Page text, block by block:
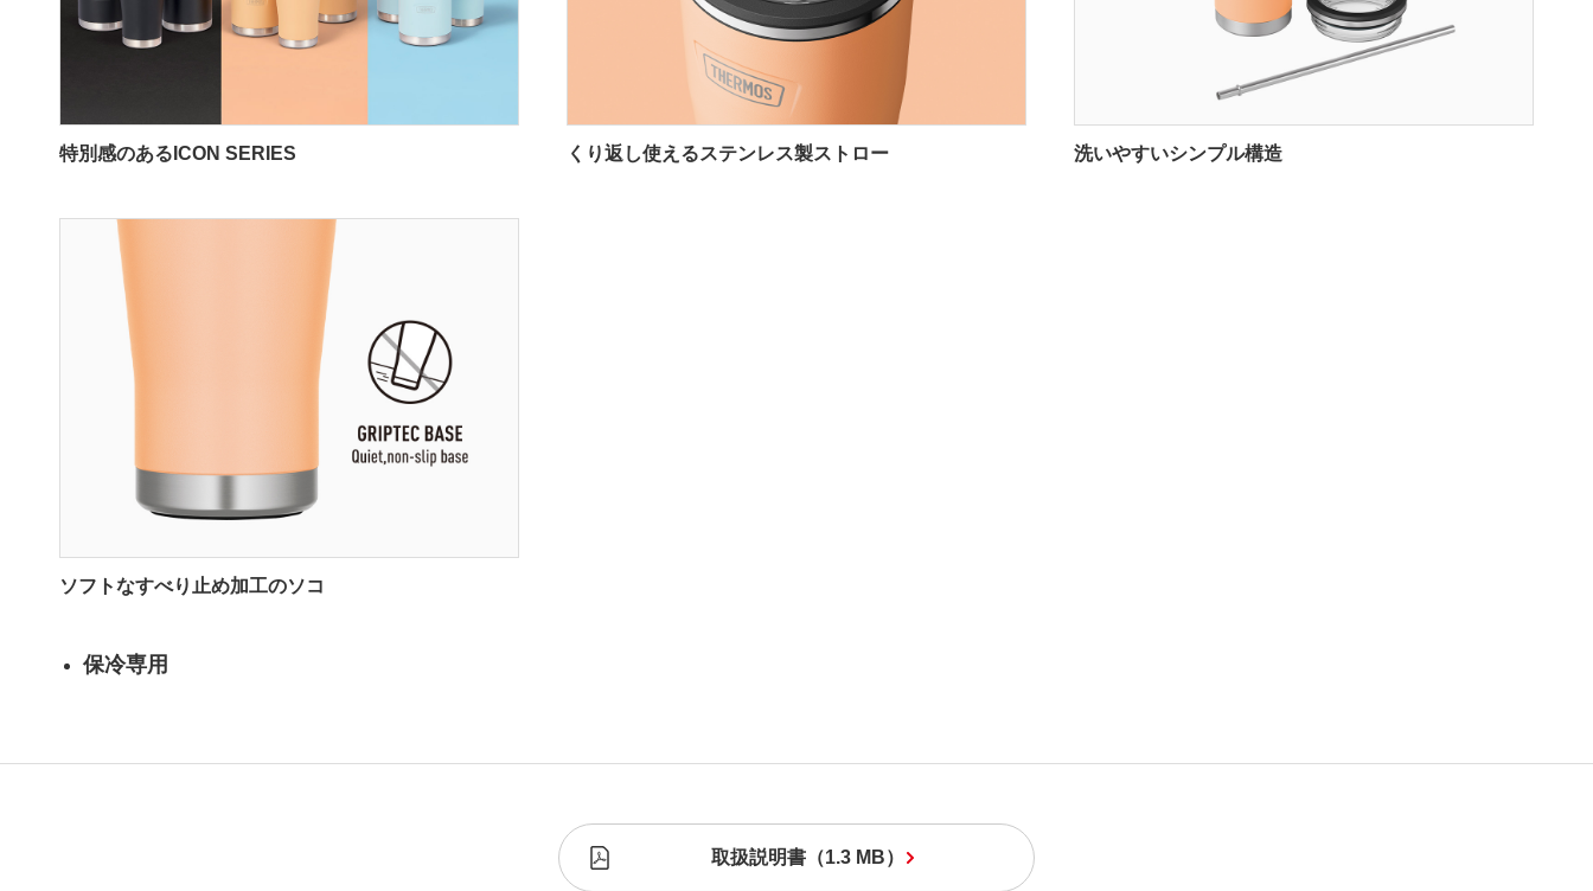
特別感のあるICON SERIES くり返し使えるステンレス製ストロー 洗いやすいシンプル構造
ソフトなすべり止め加工のソコ
保冷専用
取扱説明書 （1.3 MB）